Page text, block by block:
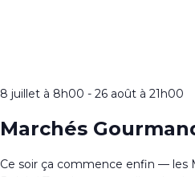
8 juillet à 8h00 - 26 août à 21h00
Marchés
Ce soir ça commence enfin — les